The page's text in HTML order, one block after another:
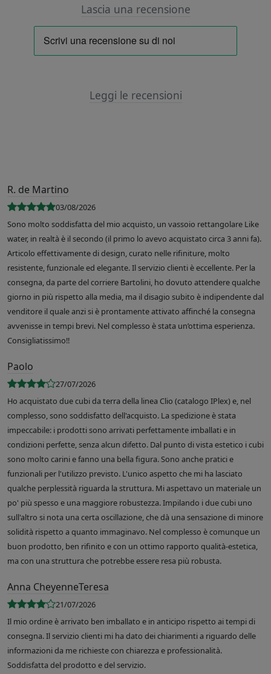
Lascia una recensione
Leggi le recensioni
R. de Martino
03/08/2026
Sono molto soddisfatta del mio acquisto, un vassoio rettangolare Like
water, in realtà è il secondo (il primo lo avevo acquistato circa 3 anni fa).
Articolo effettivamente di design, curato nelle rifiniture, molto
resistente, funzionale ed elegante. Il servizio clienti è eccellente. Per la
consegna, da parte del corriere Bartolini, ho dovuto attendere qualche
giorno in più rispetto alla media, ma il disagio subito è indipendente dal
venditore il quale anzi si è prontamente attivato affinché la consegna
avvenisse in tempi brevi. Nel complesso è stata un’ottima esperienza.
Consigliatissimo!!
Paolo
27/07/2026
Ho acquistato due cubi da terra della linea Clio (catalogo IPlex) e, nel
complesso, sono soddisfatto dell'acquisto. La spedizione è stata
impeccabile: i prodotti sono arrivati perfettamente imballati e in
condizioni perfette, senza alcun difetto. Dal punto di vista estetico i cubi
sono molto carini e fanno una bella figura. Sono anche pratici e
funzionali per l'utilizzo previsto. L'unico aspetto che mi ha lasciato
qualche perplessità riguarda la struttura. Mi aspettavo un materiale un
po' più spesso e una maggiore robustezza. Impilando i due cubi uno
sull'altro si nota una certa oscillazione, che dà una sensazione di minore
solidità rispetto a quanto immaginavo. Nel complesso è comunque un
buon prodotto, ben rifinito e con un ottimo rapporto qualità-estetica,
ma con una struttura che potrebbe essere resa più robusta.
Anna CheyenneTeresa
21/07/2026
Il mio ordine è arrivato ben imballato e in anticipo rispetto ai tempi di
consegna. Il servizio clienti mi ha dato dei chiarimenti a riguardo delle
informazioni da me richieste con chiarezza e professionalità.
Soddisfatta del prodotto e del servizio.